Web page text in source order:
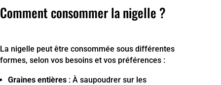
Comment consommer la nigelle ?
La nigelle peut être consommée sous différentes
formes, selon vos besoins et vos préférences :
Graines entières : À saupoudrer sur les